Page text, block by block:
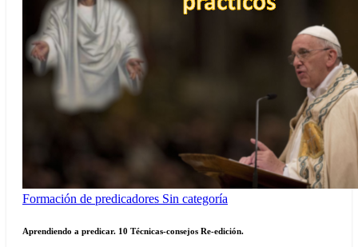
Formación de predicadores Sin categoría
Aprendiendo a predicar. 10 Técnicas-consejos Re-edición.